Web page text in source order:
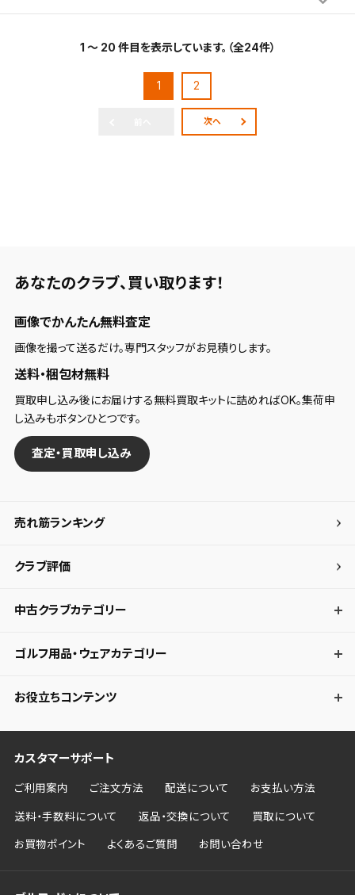
1 ～ 20 件目を表示しています。（全24件）
1 2
次へ
あなたのクラブ、 買い取ります！
画像でかんたん無料査定
画像を撮って送るだけ。専門スタッフがお見積りします。
送料・梱包材無料
買取申し込み後にお届けする無料買取キットに詰めればOK。集荷申
し込みもボタンひとつです。
査定・買取申し込み
売れ筋ランキング
クラブ評価
中古クラブカテゴリー
ゴルフ用品・ウェアカテゴリー
お役立ちコンテンツ
カスタマーサポート
ご利用案内 ご注文方法 配送について お支払い方法
送料・手数料について 返品・交換について 買取について
お買物ポイント よくあるご質問 お問い合わせ